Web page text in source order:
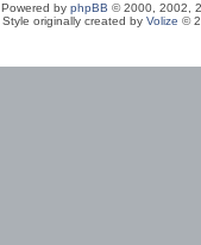
Powered by phpBB © 2000, 2002,
Style originally created by Volize ©